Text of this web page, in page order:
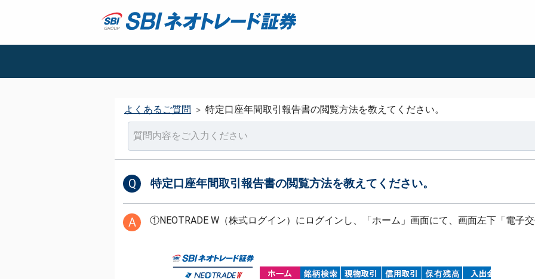
よくあるご質問 > 特定口座年間取引報告書の閲覧方法を教えてください。
Q 特定口座年間取引報告書の閲覧方法を教えてください。
A